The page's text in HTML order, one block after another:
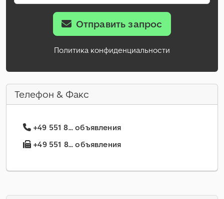
Отправить запрос
Политика конфиденциальности
Телефон & Факс
+49 551 8... объявления
+49 551 8... объявления